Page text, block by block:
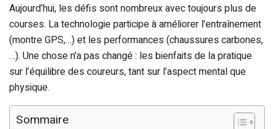
Aujourd’hui, les défis sont nombreux avec toujours plus de
courses. La technologie participe à améliorer l’entraînement
(montre GPS,…) et les performances (chaussures carbones,
…). Une chose n’a pas changé : les bienfaits de la pratique
sur l’équilibre des coureurs, tant sur l’aspect mental que
physique.
Sommaire